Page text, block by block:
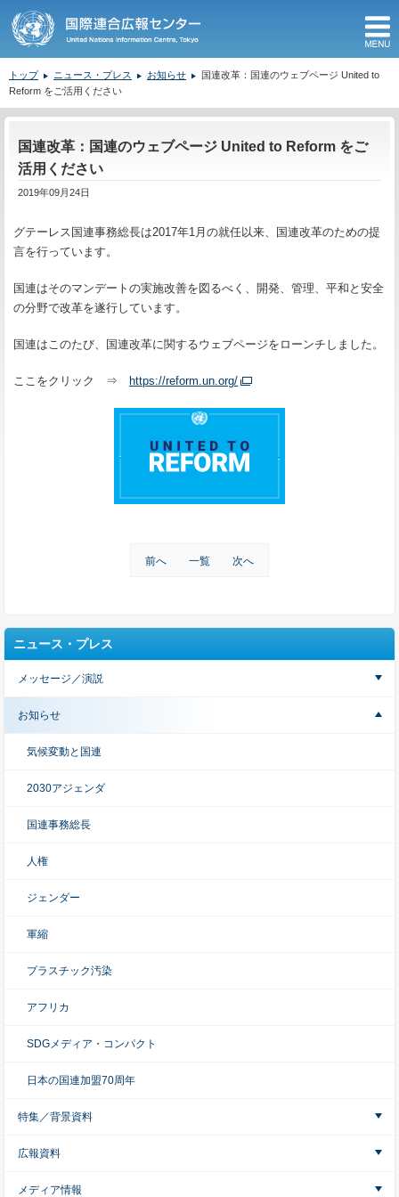
トップ ニュース・プレス お知らせ
国連改革：国連のウェブページ United to
Reform をご活用ください
国連改革：国連のウェブページ United to Reform をご
活用ください
2019年09月24日
グテーレス国連事務総長は2017年1月の就任以来、国連改革のための提
言を行っています。
国連はそのマンデートの実施改善を図るべく、開発、管理、平和と安全
の分野で改革を遂行しています。
国連はこのたび、国連改革に関するウェブページをローンチしました。
ここをクリック ⇒ https://reform.un.org/
前へ 一覧 次へ
ニュース・プレス
メッセージ／演説
お知らせ
気候変動と国連
2030アジェンダ
国連事務総長
人権
ジェンダー
軍縮
プラスチック汚染
アフリカ
SDGメディア・コンパクト
日本の国連加盟70周年
特集／背景資料
広報資料
メディア情報